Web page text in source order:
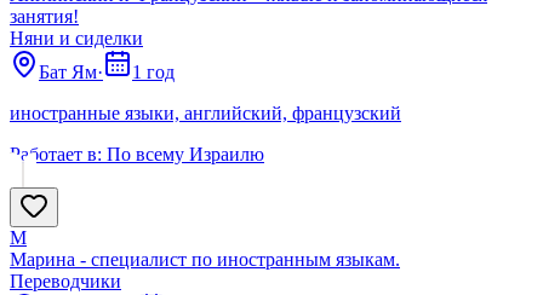
занятия!
Няни и сиделки
Бат Ям·
1 год
иностранные языки, английский, французский
Работает в: По всему Израилю
М
Марина - специалист по иностранным языкам.
Переводчики